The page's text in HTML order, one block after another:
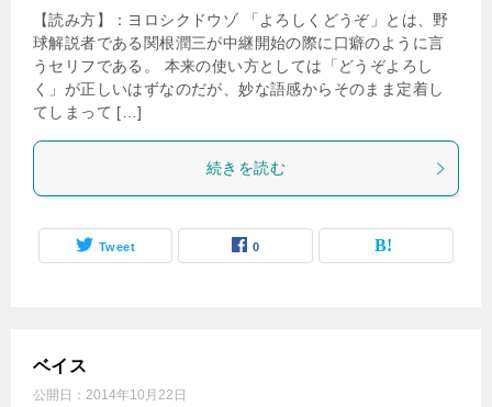
【読み方】：ヨロシクドウゾ 「よろしくどうぞ」とは、野
球解説者である関根潤三が中継開始の際に口癖のように言
うセリフである。 本来の使い方としては「どうぞよろし
く」が正しいはずなのだが、妙な語感からそのまま定着し
てしまって […]
続きを読む
Tweet 0
ベイス
公開日： 2014年10月22日